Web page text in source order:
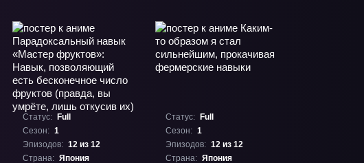
Статус: Full
Сезон: 1
Эпизодов: 12 из 12
Страна: Япония
Статус: Full
Сезон: 1
Эпизодов: 12 из 12
Страна: Япония